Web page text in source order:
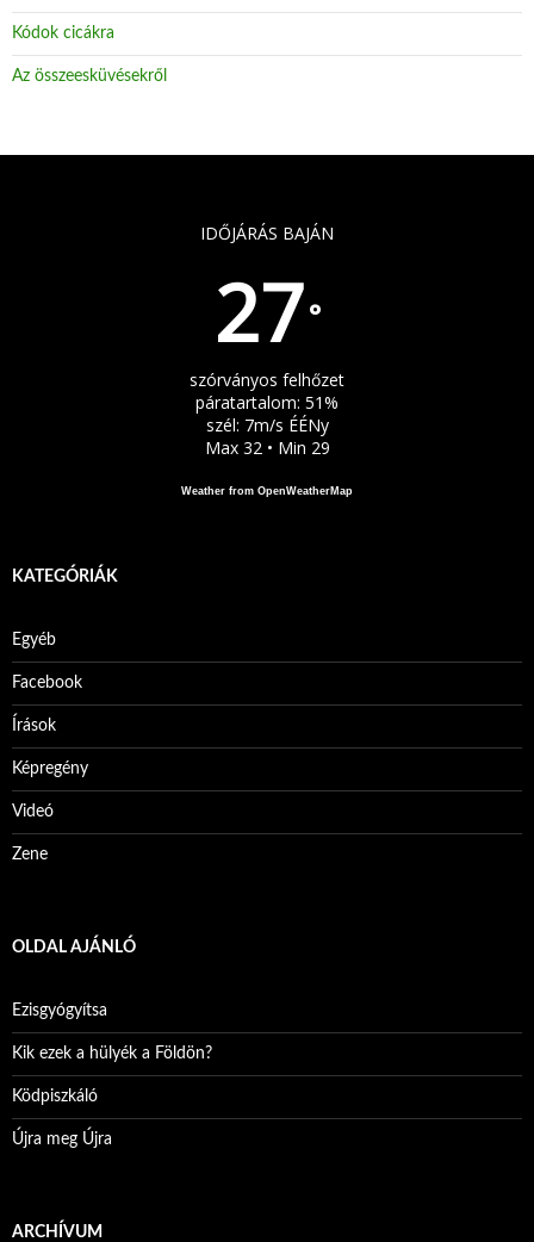
Kódok cicákra
Az összeesküvésekről
IDŐJÁRÁS BAJÁN
27°
szórványos felhőzet
páratartalom: 51%
szél: 7m/s ÉÉNy
Max 32 • Min 29
Weather from OpenWeatherMap
KATEGÓRIÁK
Egyéb
Facebook
Írások
Képregény
Videó
Zene
OLDAL AJÁNLÓ
Ezisgyógyítsa
Kik ezek a hülyék a Földön?
Ködpiszkáló
Újra meg Újra
ARCHÍVUM